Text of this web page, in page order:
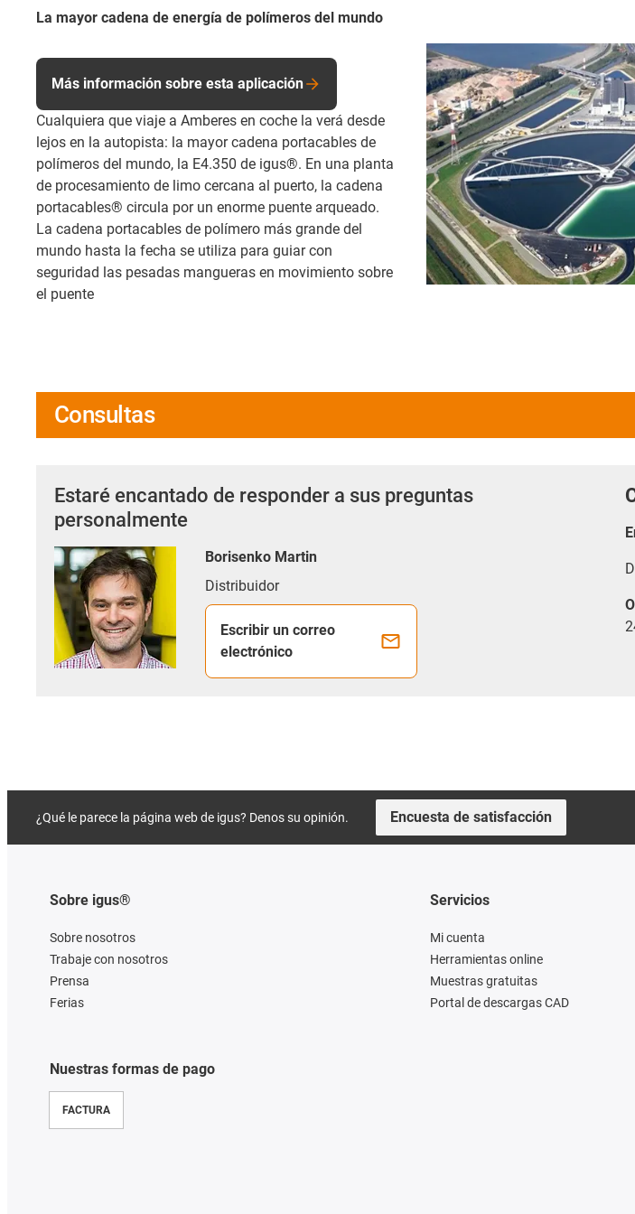
La mayor cadena de energía de polímeros del mundo
Cualquiera que viaje a Amberes en coche la verá desde
lejos en la autopista: la mayor cadena portacables de
polímeros del mundo, la E4.350 de igus®. En una planta
de procesamiento de limo cercana al puerto, la cadena
portacables® circula por un enorme puente arqueado.
La cadena portacables de polímero más grande del
mundo hasta la fecha se utiliza para guiar con
seguridad las pesadas mangueras en movimiento sobre
el puente
Más información sobre esta aplicación
Consultas
Estaré encantado de responder a sus preguntas
personalmente
Borisenko Martin
Distribuidor
Escribir un correo
electrónico
¿Qué le parece la página web de igus? Denos su opinión. Encuesta de satisfacción
Sobre igus®
Sobre nosotros
Trabaje con nosotros
Prensa
Ferias
Nuestras formas de pago
FACTURA
Servicios
Mi cuenta
Herramientas online
Muestras gratuitas
Portal de descargas CAD